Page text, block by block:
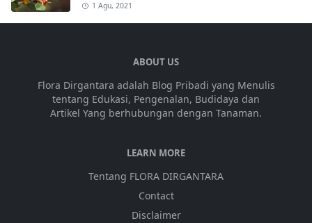
1 Agu, 2021
ABOUT US
Flora Dirgantara adalah Blog Pribadi yang Menulis
tentang Edukasi, Pengenalan, Budidaya dan
Artikel Yang berhubungan dengan Tanaman.
LEARN MORE
Tentang FLORA DIRGANTARA
Contact
Disclaimer